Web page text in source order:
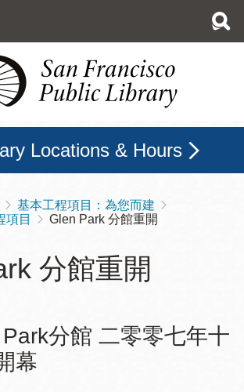
Locations & Hours
基本工程項目：為您而建
項目
Glen Park 分館重開
分館重開
分館 二零零七年十
幕